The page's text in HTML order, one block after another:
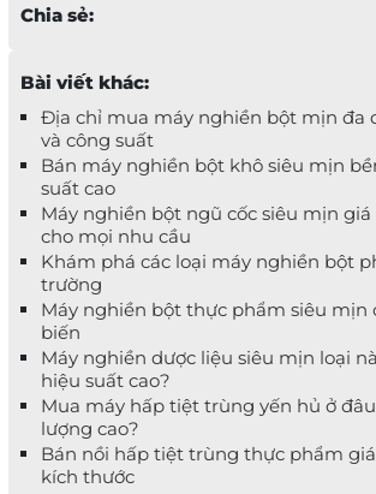
Chia sẻ:
Bài viết khác:
Địa chỉ mua máy nghiền bột mịn đa
và công suất
Bán máy nghiền bột khô siêu mịn
suất cao
Máy nghiền bột ngũ cốc siêu mịn
cho mọi nhu cầu
Khám phá các loại máy nghiền bột
trường
Máy nghiền bột thực phẩm siêu mịn
biến
Máy nghiền dược liệu siêu mịn loại
hiệu suất cao?
Mua máy hấp tiệt trùng yến hủ ở
lượng cao?
Bán nồi hấp tiệt trùng thực phẩm
kích thước